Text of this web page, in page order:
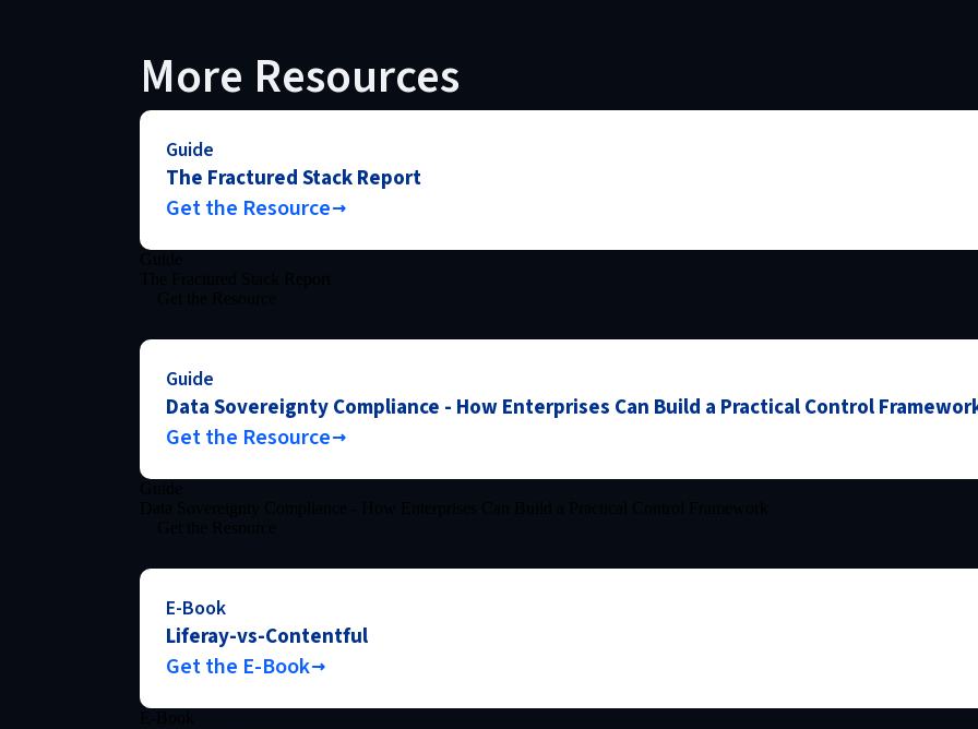
More Resources
Guide
The Fractured Stack Report
Get the Resource
Guide
Data Sovereignty Compliance - How Enterprises Can Build a Practical Control
Get the Resource
E-Book
Liferay-vs-Contentful
Get the E-Book